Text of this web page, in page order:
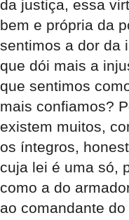
da justiça, essa
bem e própria da
sentimos a dor da
que dói mais a
que sentimos
mais confiamos?
existem muitos,
os íntegros,
cuja lei é uma só,
como a do
ao comandante